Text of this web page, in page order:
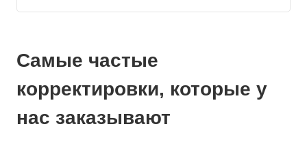
Самые частые
корректировки, которые у
нас заказывают